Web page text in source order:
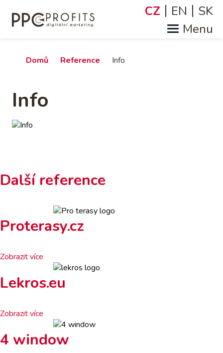
hlavnímu
Jazyky
CZ EN SK
Drobečková
Domů Reference Info
Info
Další reference
Proterasy.cz
Zobrazit více
Lekros.eu
Zobrazit více
4 window